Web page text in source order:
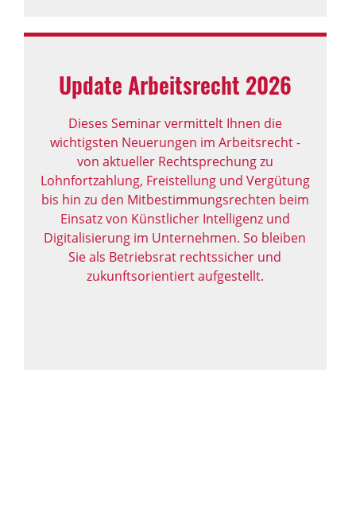
Update Arbeits­recht 2026
Dieses Seminar vermittelt Ihnen die
wichtigsten Neuerungen im Arbeitsrecht -
von aktueller Rechtsprechung zu
Lohnfortzahlung, Freistellung und Vergütung
bis hin zu den Mitbestimmungsrechten beim
Einsatz von Künstlicher Intelligenz und
Digitalisierung im Unternehmen. So bleiben
Sie als Betriebsrat rechtssicher und
zukunftsorientiert aufgestellt.